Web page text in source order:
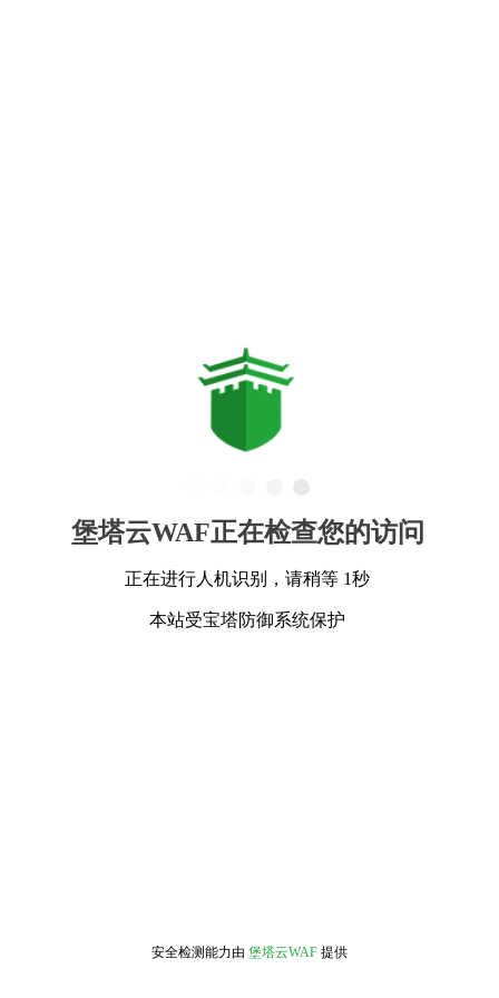
堡塔云WAF正在检查您的访问
正在进行人机识别，请稍等 1秒
本站受宝塔防御系统保护
安全检测能力由 堡塔云WAF 提供